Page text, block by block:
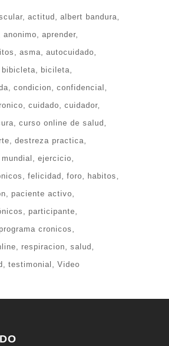
actitud
albert bandura
anonimo
aprender
asma autocuidado
bibicleta
bicileta
condicion
confidencial
cuidado
cuidador
curso online de salud
destreza practica
ejercicio
felicidad foro
habitos
paciente activo
participante
programa cronicos
respiracion
salud
testimonial Video